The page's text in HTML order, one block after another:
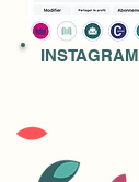
​INSTAGRAM